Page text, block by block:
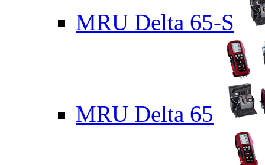
MRU Delta 65-S
MRU Delta 65